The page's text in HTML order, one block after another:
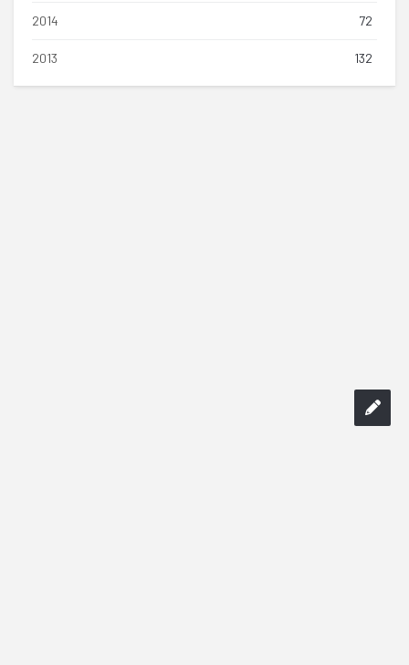
2014 72
2013 132